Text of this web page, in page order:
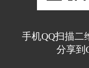
手机QQ扫描二
分享到